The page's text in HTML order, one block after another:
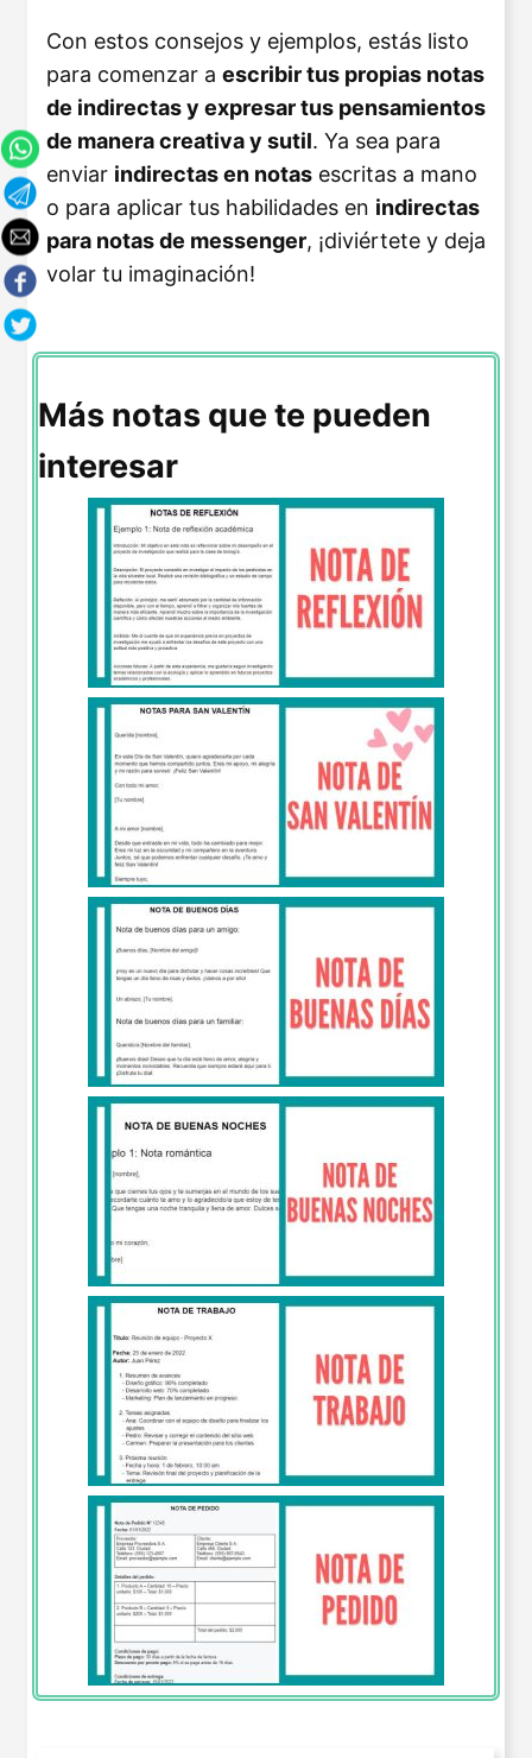
Con estos consejos y ejemplos, estás listo
para comenzar a escribir tus propias notas
de indirectas y expresar tus pensamientos
de manera creativa y sutil. Ya sea para
enviar indirectas en notas escritas a mano
o para aplicar tus habilidades en indirectas
para notas de messenger, ¡diviértete y deja
volar tu imaginación!
Más notas que te pueden
interesar